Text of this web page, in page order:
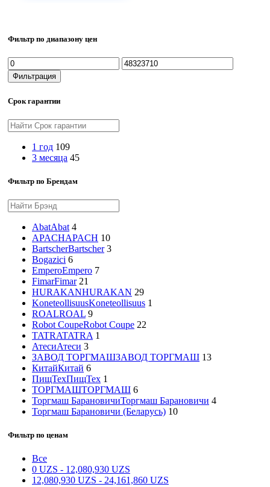
Фильтр по диапазону цен
Минимальная
цена
Максимальная
цена
Фильтрация
Срок гарантии
1 год 109
3 месяца 45
Фильтр по Брендам
AbatAbat 4
APACHAPACH 10
BartscherBartscher 3
Bogazici 6
EmperoEmpero 7
FimarFimar 21
HURAKANHURAKAN 29
KoneteollisuusKoneteollisuus 1
ROALROAL 9
Robot CoupeRobot Coupe 22
TATRATATRA 1
АтесиАтеси 3
ЗАВОД ТОРГМАШЗАВОД ТОРГМАШ 13
КитайКитай 6
ПищТехПищТех 1
ТОРГМАШТОРГМАШ 6
Торгмаш БарановичиТоргмаш Барановичи 4
Торгмаш Барановичи (Беларусь) 10
Фильтр по ценам
Все
0 UZS - 12,080,930 UZS
12,080,930 UZS - 24,161,860 UZS